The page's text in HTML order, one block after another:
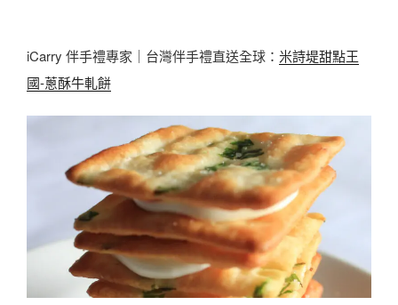
iCarry 伴手禮專家｜台灣伴手禮直送全球： 米詩堤甜點王
國-蔥酥牛軋餅